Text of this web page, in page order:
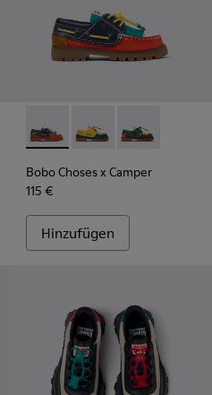
Bobo Choses x Camper -
Bobo Choses x
Bobo Choses
Bobo Choses x Camper
115 €
Hinzufügen